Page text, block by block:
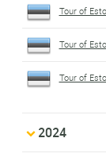
Tour of
Tour of
Tour of
2024